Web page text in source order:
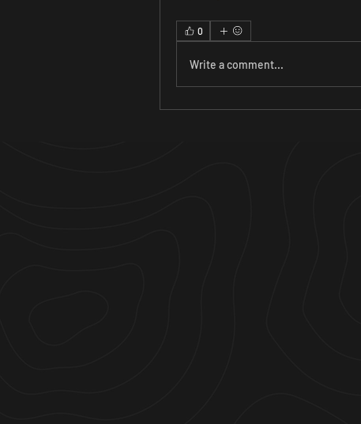
0
Write a comment...